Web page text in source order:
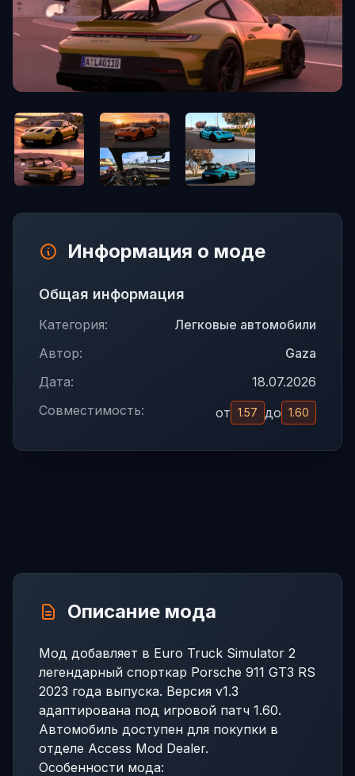
Информация о моде
Общая информация
Категория:
Легковые автомобили
Автор:
Gaza
Дата:
18.07.2026
Совместимость:
от 1.57 до 1.60
Описание мода
Мод добавляет в Euro Truck Simulator 2
легендарный спорткар Porsche 911 GT3 RS
2023 года выпуска. Версия v1.3
адаптирована под игровой патч 1.60.
Автомобиль доступен для покупки в
отделе Access Mod Dealer.
Особенности мода: